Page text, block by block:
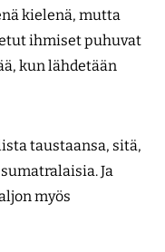
kielenä, mutta
ihmiset puhuvat
kun lähdetään
taustaansa, sitä,
Ja
myös